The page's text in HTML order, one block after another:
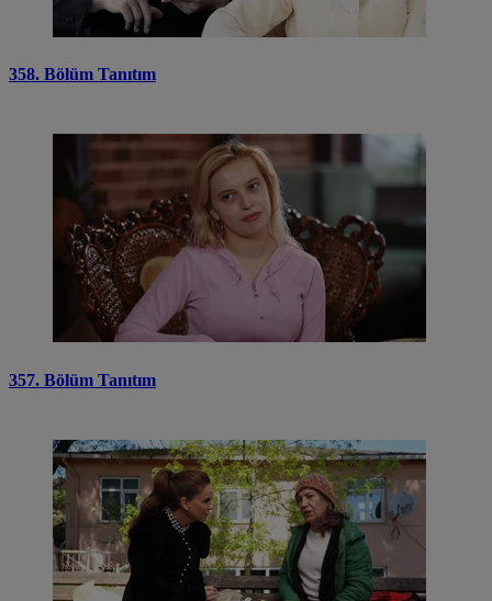
358. Bölüm Tanıtım
357. Bölüm Tanıtım